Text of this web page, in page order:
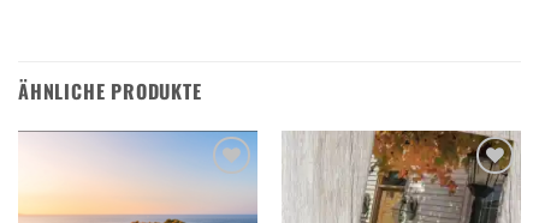
ÄHNLICHE PRODUKTE